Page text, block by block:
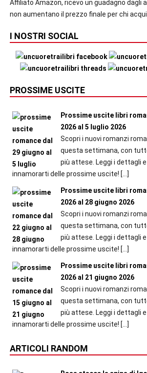
Affiliato Amazon, ricevo un guadagno dagli
non aumentano il prezzo finale per chi
I NOSTRI SOCIAL
PROSSIME USCITE
Prossime uscite libri
2026 al 5 luglio 2026
Scopri i nuovi romanzi
questa settimana, con
più attese. Leggi i dettagli
innamorarti delle prossime uscite! […]
Prossime uscite libri
2026 al 28 giugno 2026
Scopri i nuovi romanzi
questa settimana, con
più attese. Leggi i dettagli
innamorarti delle prossime uscite! […]
Prossime uscite libri
2026 al 21 giugno 2026
Scopri i nuovi romanzi
questa settimana, con
più attese. Leggi i dettagli
innamorarti delle prossime uscite! […]
ARTICOLI RANDOM